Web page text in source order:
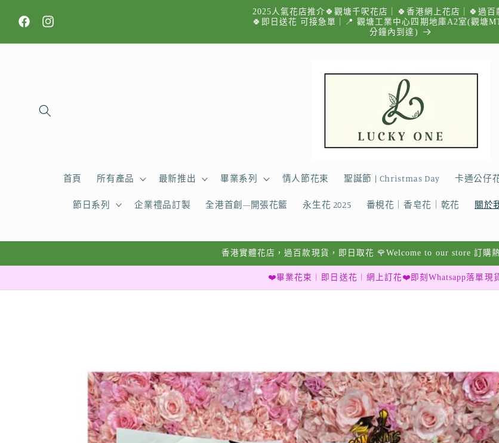
容
FacebookInstagram
2025人氣花店推介🍀觀塘千呎花店｜🍀香港網上花店｜🍀過百
🍀即日送花 可接急單｜📍 觀塘工業中心四期地庫A2室(觀塘
分鐘內到達)
首頁 所有產品 最新推出 畢業系列 情人節花束 聖誕節 | Christmas Day 卡通公仔
節日系列 企業禮品訂製 全港首創—開張花籃 永生花 2025 番梘花｜香皂花｜乾花 關於
香港實體花店，過百款現貨，即日取花 🌹Welcome to our store 訂購
❤️畢業花束︱即日送花︱網上訂花❤️即刻Whatsapp落單現